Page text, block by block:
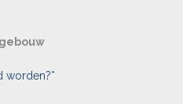
worden?*